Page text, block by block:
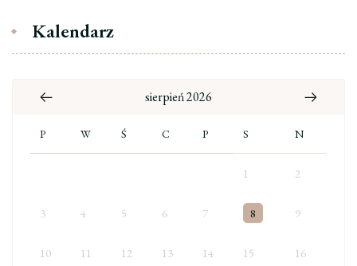
Kalendarz
sierpień 2026
P W Ś C P S N
1 2
3 4 5 6 7 8 9
10 11 12 13 14 15 16